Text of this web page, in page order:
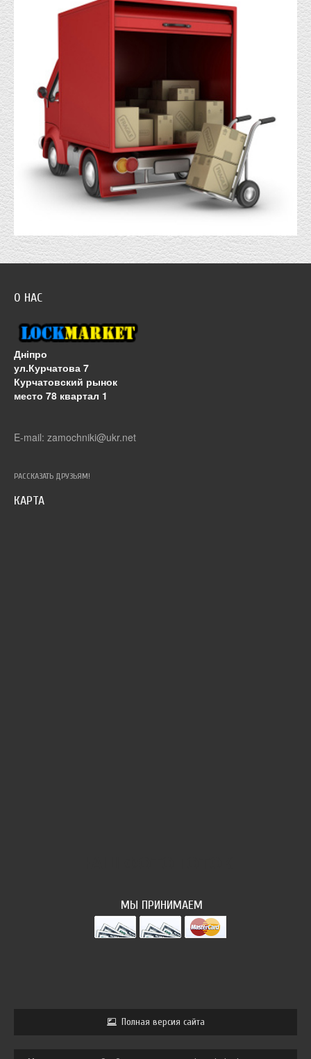
О НАС
Дніпро
ул.Курчатова 7
Курчатовский рынок
место 78 квартал 1
E-mail: zamochniki@ukr.net
РАССКАЗАТЬ ДРУЗЬЯМ!
КАРТА
МЫ ПРИНИМАЕМ
Полная версия сайта